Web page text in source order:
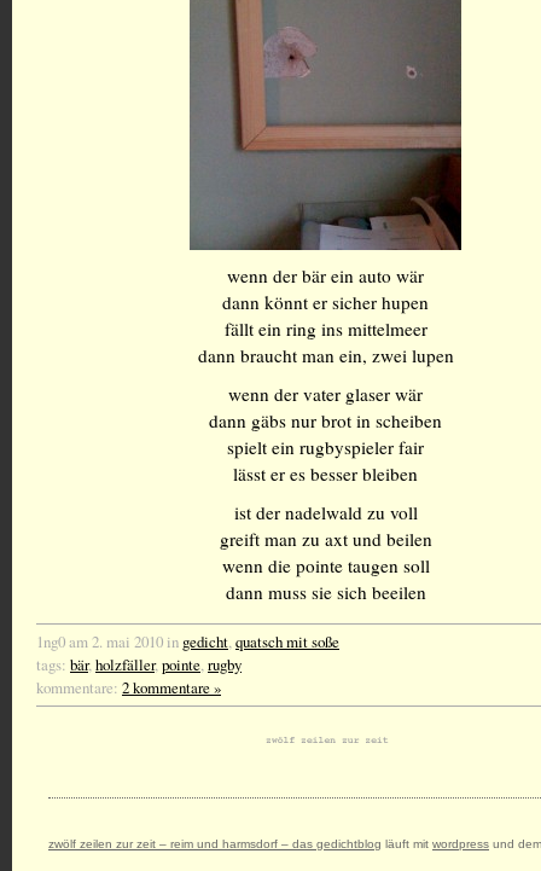
wenn der bär ein auto wär
dann könnt er sicher hupen
fällt ein ring ins mittelmeer
dann braucht man ein, zwei lupen
wenn der vater glaser wär
dann gäbs nur brot in scheiben
spielt ein rugbyspieler fair
lässt er es besser bleiben
ist der nadelwald zu voll
greift man zu axt und beilen
wenn die pointe taugen soll
dann muss sie sich beeilen
1ng0 am 2. mai 2010 in gedicht,quatsch mit soße
tags: bär,holzfäller,pointe,rugby
kommentare: 2 kommentare »
zwölf zeilen zur zeit – reim und harmsdorf – das gedichtblog läuft mit wordpress und